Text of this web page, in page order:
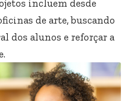
incluem desde
de arte, buscando
dos alunos e reforçar a